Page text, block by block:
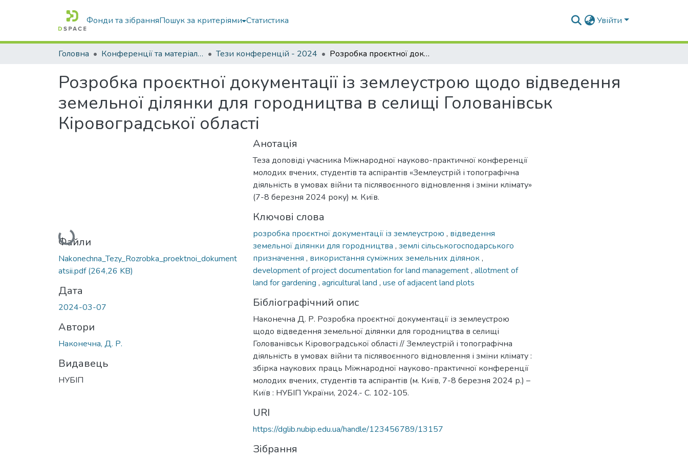
Фонди та зібранняПошук за критеріями Статистика Увійти
Головна Конференції та матеріали конференцій Тези конференцій - 2024 Розробка проєктної документації із землеустрою щодо відведення земельної ділянки для городництва в селищі Голованівськ Кіровоградської області
Розробка проєктної документації із землеустрою щодо відведення
земельної ділянки для городництва в селищі Голованівськ
Кіровоградської області
Вантажиться...
Файли
Nakonechna_Tezy_Rozrobka_proektnoi_dokument
atsii.pdf(264,26 KB)
Дата
2024-03-07
Автори
Наконечна, Д. Р.
Видавець
НУБІП
Анотація
Теза доповіді учасника Міжнародної науково-практичної конференції
молодих вчених, студентів та аспірантів «Землеустрій і топографічна
діяльність в умовах війни та післявоєнного відновлення і зміни клімату»
(7-8 березня 2024 року) м. Київ.
Ключові слова
розробка проєктної документації із землеустрою , відведення
земельної ділянки для городництва , землі сільськогосподарського
призначення , використання суміжних земельних ділянок,
development of project documentation for land management, allotment of
land for gardening , agricultural land , use of adjacent land plots
Бібліографічний опис
Наконечна Д. Р. Розробка проєктної документації із землеустрою
щодо відведення земельної ділянки для городництва в селищі
Голованівськ Кіровоградської області // Землеустрій і топографічна
діяльність в умовах війни та післявоєнного відновлення і зміни клімату :
збірка наукових праць Міжнародної науково-практичної конференції
молодих вчених, студентів та аспірантів (м. Київ, 7-8 березня 2024 р.) –
Київ : НУБІП України, 2024.- С. 102-105.
URI
https://dglib.nubip.edu.ua/handle/123456789/13157
Зібрання